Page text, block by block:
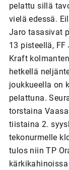
pelattu sillä
vielä edessä.
Jaro tasasivat
13 pisteellä,
Kraft
hetkellä
joukkueella on
pelattuna.
torstaina
tiistaina 2.
tekonurmelle
tulos niin TP